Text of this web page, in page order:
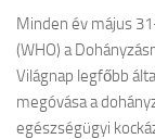
Minden év május
(WHO) a
Világnap legfőbb
megóvása a
egészségügyi